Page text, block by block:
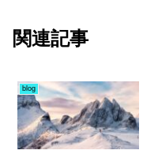
関連記事
blog